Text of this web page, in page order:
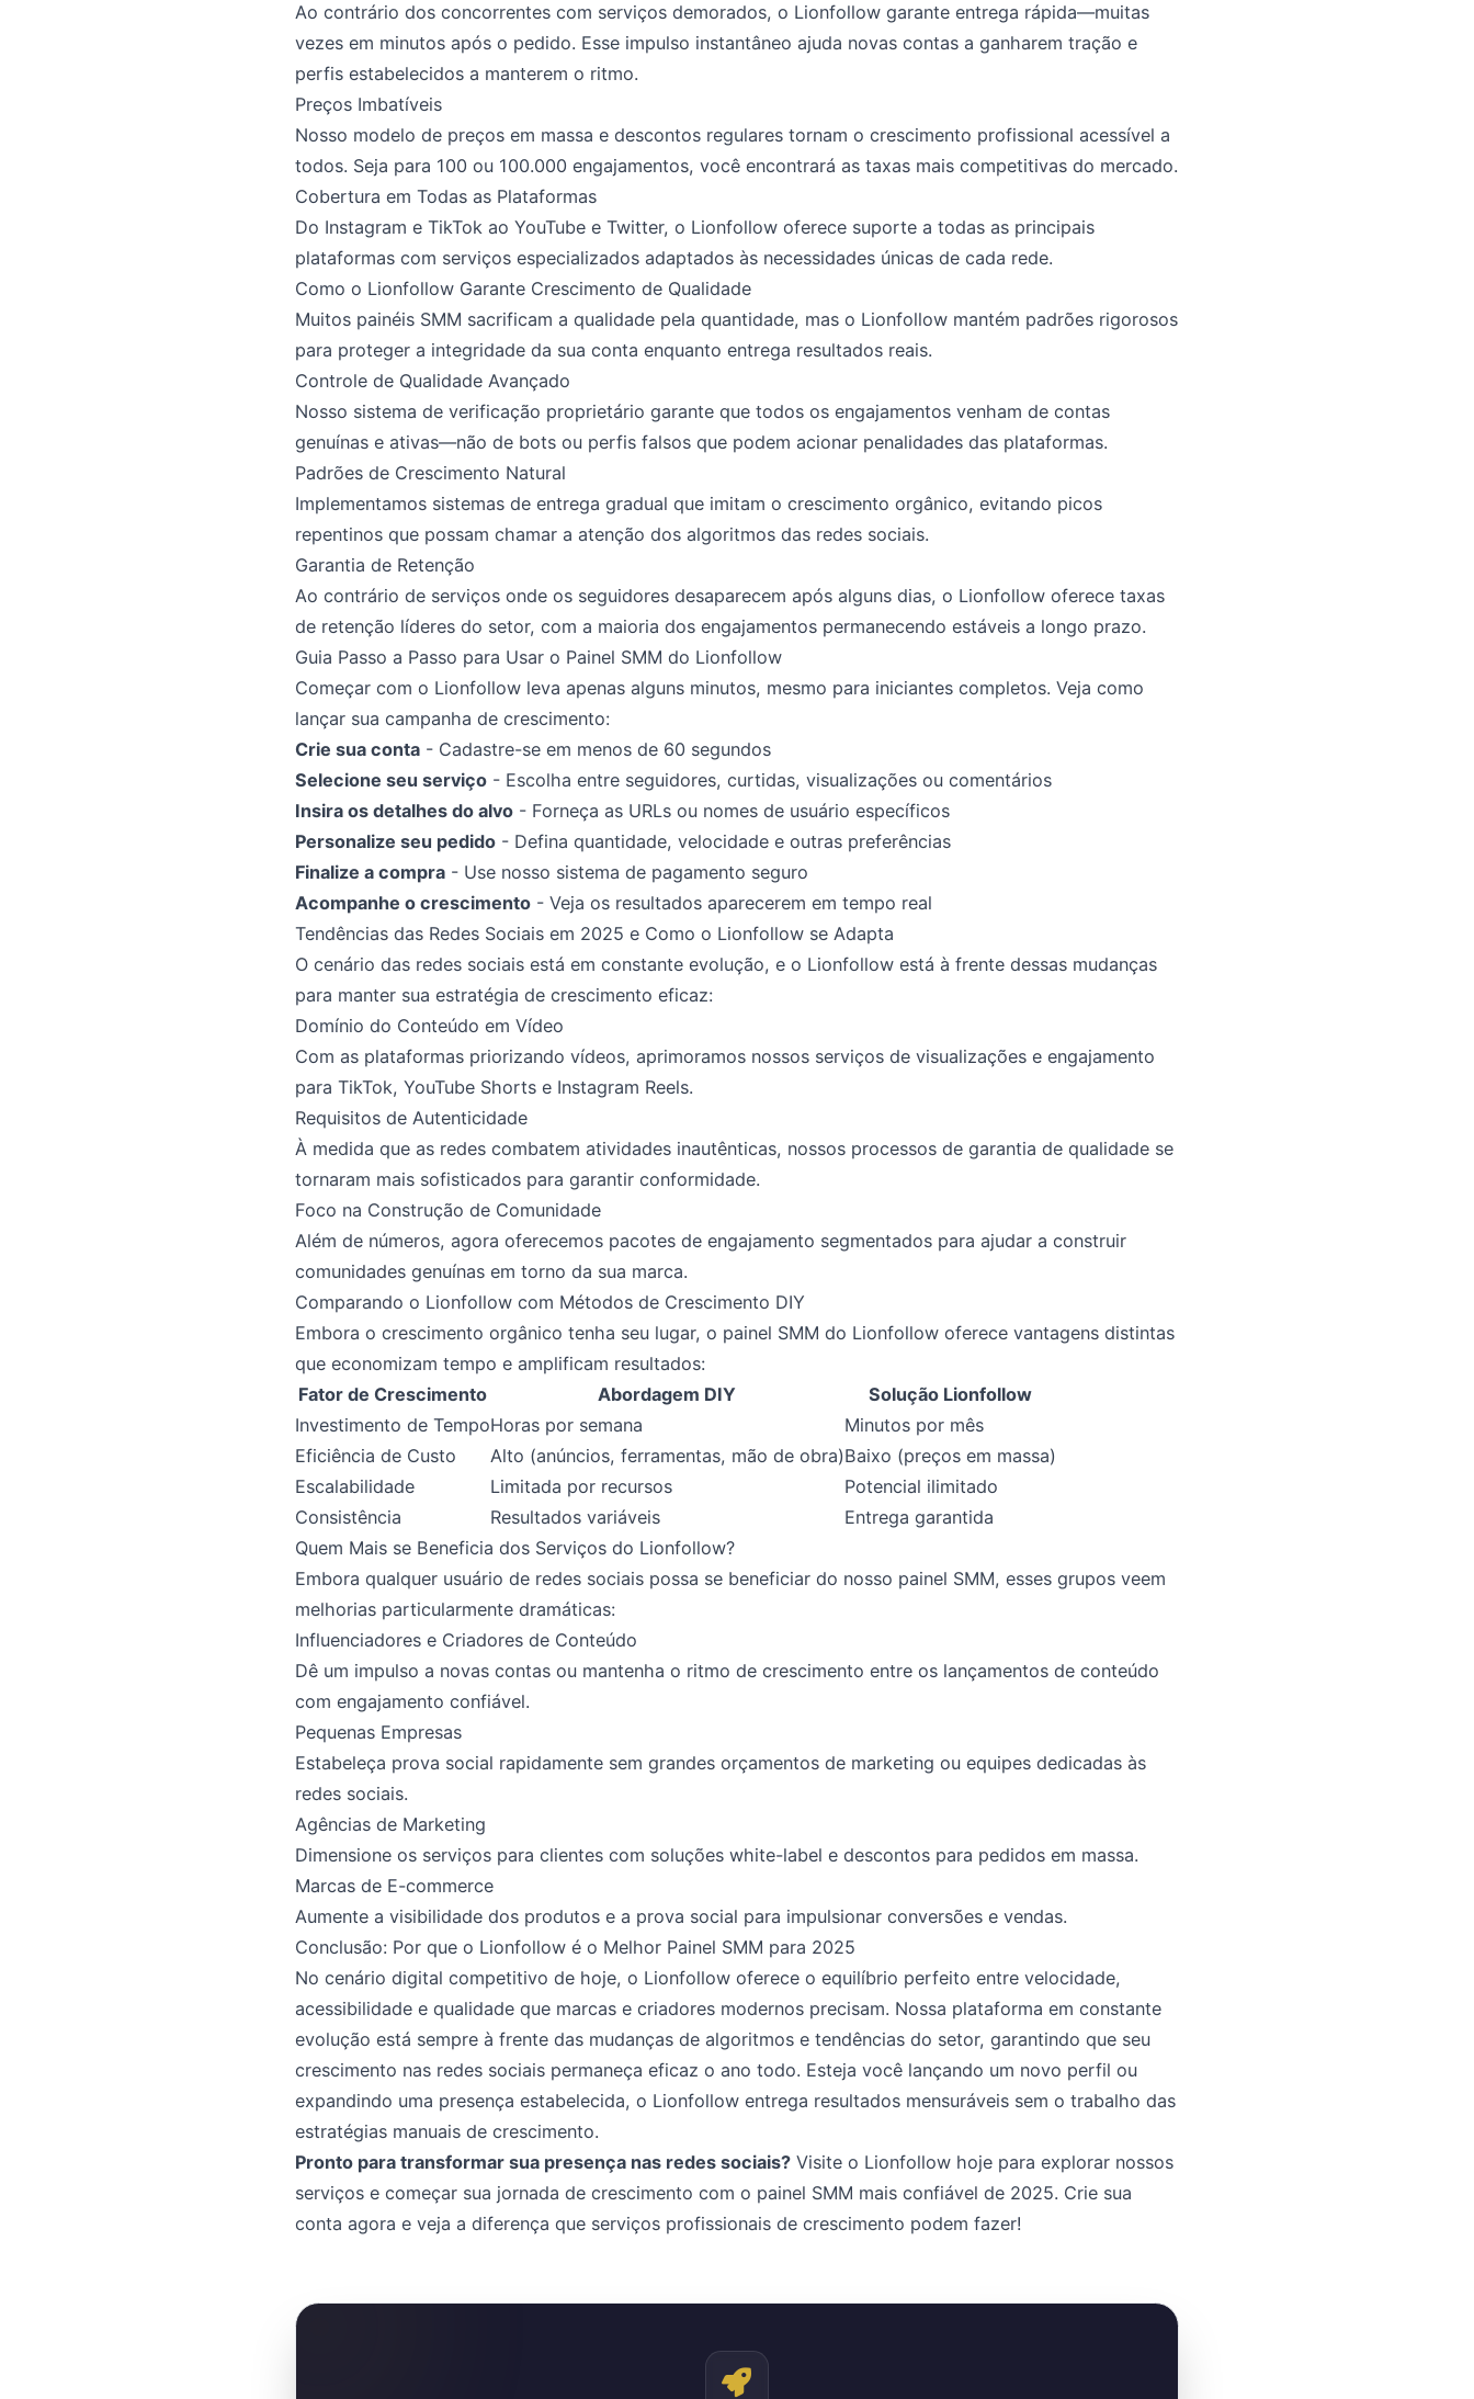
Ao contrário dos concorrentes com serviços demorados, o Lionfollow garante entrega rápida—muitas
vezes em minutos após o pedido. Esse impulso instantâneo ajuda novas contas a ganharem tração e
perfis estabelecidos a manterem o ritmo.
Preços Imbatíveis
Nosso modelo de preços em massa e descontos regulares tornam o crescimento profissional acessível a
todos. Seja para 100 ou 100.000 engajamentos, você encontrará as taxas mais competitivas do mercado.
Cobertura em Todas as Plataformas
Do Instagram e TikTok ao YouTube e Twitter, o Lionfollow oferece suporte a todas as principais
plataformas com serviços especializados adaptados às necessidades únicas de cada rede.
Como o Lionfollow Garante Crescimento de Qualidade
Muitos painéis SMM sacrificam a qualidade pela quantidade, mas o Lionfollow mantém padrões rigorosos
para proteger a integridade da sua conta enquanto entrega resultados reais.
Controle de Qualidade Avançado
Nosso sistema de verificação proprietário garante que todos os engajamentos venham de contas
genuínas e ativas—não de bots ou perfis falsos que podem acionar penalidades das plataformas.
Padrões de Crescimento Natural
Implementamos sistemas de entrega gradual que imitam o crescimento orgânico, evitando picos
repentinos que possam chamar a atenção dos algoritmos das redes sociais.
Garantia de Retenção
Ao contrário de serviços onde os seguidores desaparecem após alguns dias, o Lionfollow oferece taxas
de retenção líderes do setor, com a maioria dos engajamentos permanecendo estáveis a longo prazo.
Guia Passo a Passo para Usar o Painel SMM do Lionfollow
Começar com o Lionfollow leva apenas alguns minutos, mesmo para iniciantes completos. Veja como
lançar sua campanha de crescimento:
Crie sua conta- Cadastre-se em menos de 60 segundos
Selecione seu serviço- Escolha entre seguidores, curtidas, visualizações ou comentários
Insira os detalhes do alvo- Forneça as URLs ou nomes de usuário específicos
Personalize seu pedido- Defina quantidade, velocidade e outras preferências
Finalize a compra- Use nosso sistema de pagamento seguro
Acompanhe o crescimento- Veja os resultados aparecerem em tempo real
Tendências das Redes Sociais em 2025 e Como o Lionfollow se Adapta
O cenário das redes sociais está em constante evolução, e o Lionfollow está à frente dessas mudanças
para manter sua estratégia de crescimento eficaz:
Domínio do Conteúdo em Vídeo
Com as plataformas priorizando vídeos, aprimoramos nossos serviços de visualizações e engajamento
para TikTok, YouTube Shorts e Instagram Reels.
Requisitos de Autenticidade
À medida que as redes combatem atividades inautênticas, nossos processos de garantia de qualidade se
tornaram mais sofisticados para garantir conformidade.
Foco na Construção de Comunidade
Além de números, agora oferecemos pacotes de engajamento segmentados para ajudar a construir
comunidades genuínas em torno da sua marca.
Comparando o Lionfollow com Métodos de Crescimento DIY
Embora o crescimento orgânico tenha seu lugar, o painel SMM do Lionfollow oferece vantagens distintas
que economizam tempo e amplificam resultados:
Fator de Crescimento
Abordagem DIY
Solução Lionfollow
Investimento de TempoHoras por semana
Minutos por mês
Eficiência de Custo
Alto (anúncios, ferramentas, mão de obra)Baixo (preços em massa)
Escalabilidade
Limitada por recursos
Potencial ilimitado
Consistência
Resultados variáveis
Entrega garantida
Quem Mais se Beneficia dos Serviços do Lionfollow?
Embora qualquer usuário de redes sociais possa se beneficiar do nosso painel SMM, esses grupos veem
melhorias particularmente dramáticas:
Influenciadores e Criadores de Conteúdo
Dê um impulso a novas contas ou mantenha o ritmo de crescimento entre os lançamentos de conteúdo
com engajamento confiável.
Pequenas Empresas
Estabeleça prova social rapidamente sem grandes orçamentos de marketing ou equipes dedicadas às
redes sociais.
Agências de Marketing
Dimensione os serviços para clientes com soluções white-label e descontos para pedidos em massa.
Marcas de E-commerce
Aumente a visibilidade dos produtos e a prova social para impulsionar conversões e vendas.
Conclusão: Por que o Lionfollow é o Melhor Painel SMM para 2025
No cenário digital competitivo de hoje, o Lionfollow oferece o equilíbrio perfeito entre velocidade,
acessibilidade e qualidade que marcas e criadores modernos precisam. Nossa plataforma em constante
evolução está sempre à frente das mudanças de algoritmos e tendências do setor, garantindo que seu
crescimento nas redes sociais permaneça eficaz o ano todo. Esteja você lançando um novo perfil ou
expandindo uma presença estabelecida, o Lionfollow entrega resultados mensuráveis sem o trabalho das
estratégias manuais de crescimento.
Pronto para transformar sua presença nas redes sociais?Visite o Lionfollow hoje para explorar nossos
serviços e começar sua jornada de crescimento com o painel SMM mais confiável de 2025. Crie sua
conta agora e veja a diferença que serviços profissionais de crescimento podem fazer!